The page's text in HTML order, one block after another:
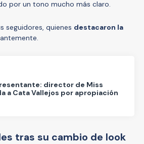
por un tono mucho más claro.
seguidores, quienes destacaron la
director de Miss
a Cata Vallejos por apropiación
tras su cambio de look